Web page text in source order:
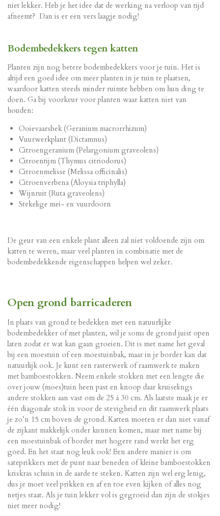
niet lekker. Heb je het idee dat de werking na verloop van tijd
afneemt? Dan is er een vers laagje nodig!
Bodembedekkers tegen katten
Planten zijn nog betere bodembedekkers voor je tuin. Het is
altijd een goed idee om meer planten in je tuin te plaatsen,
waardoor katten steeds minder ruimte hebben om hun ding te
doen. Ga bij voorkeur voor planten waar katten niet van
houden:
Ooievaarsbek (Geranium macrorrhizum)
Vuurwerkplant (Dictamnus)
Citroengeranium (Pelargonium graveolens)
Citroentijm (Thymus citriodorus)
Citroenmelisse (Melissa officinalis)
Citroenverbena (Aloysia triphylla)
Wijnruit (Ruta graveolens)
Stekelige mei- en vuurdoorn
De geur van een enkele plant alleen zal niet voldoende zijn om
katten te weren, maar veel planten in combinatie met de
bodembedekkende eigenschappen helpen wel zeker.
Open grond barricaderen
In plaats van grond te bedekken met een natuurlijke
bodembedekker of met planten, wil je soms de grond juist open
laten zodat er wat kan gaan groeien. Dit is met name het geval
bij een moestuin of een moestuinbak, maar in je border kan dat
natuurlijk ook. Je kunt een rasterwerk of raamwerk te maken
met bamboestokken. Neem enkele stokken met een lengte die
over jouw (moes)tuin heen past en knoop daar kruiselings
andere stokken aan vast om de 25 á 30 cm. Als laatste maak je er
één diagonale stok in voor de stevigheid en dit raamwerk plaats
je zo’n 15 cm boven de grond. Katten moeten er dan niet vanaf
de zijkant makkelijk onder kunnen komen, maar met name bij
een moestuinbak of border met hogere rand werkt het erg
goed. En het staat nog leuk ook! Een andere manier is om
sateprikkers met de punt naar beneden of kleine bamboestokken
kriskras schuin in de aarde te steken. Katten zijn wel erg lenig,
dus je moet veel prikken en af en toe even kijken of alles nog
netjes staat. Als je tuin lekker vol is gegroeid dan zijn de stokjes
niet meer nodig!